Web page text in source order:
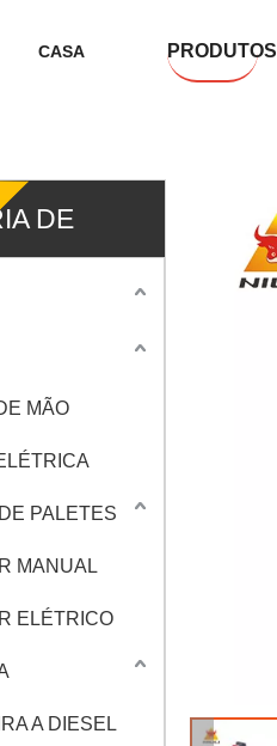
CASA PRODUTOS
DE
MÃO
PALETES
MANUAL
ELÉTRICO
A DIESEL